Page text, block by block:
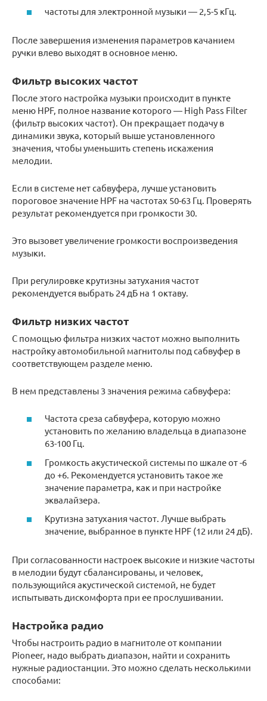
частоты для электронной музыки — 2,5-5 кГц.
После завершения изменения параметров качанием
ручки влево выходят в основное меню.
Фильтр высоких частот
После этого настройка музыки происходит в пункте
меню HPF, полное название которого — High Pass Filter
(фильтр высоких частот). Он прекращает подачу в
динамики звука, который выше установленного
значения, чтобы уменьшить степень искажения
мелодии.
Если в системе нет сабвуфера, лучше установить
пороговое значение HPF на частотах 50-63 Гц. Проверять
результат рекомендуется при громкости 30.
Это вызовет увеличение громкости воспроизведения
музыки.
При регулировке крутизны затухания частот
рекомендуется выбрать 24 дБ на 1 октаву.
Фильтр низких частот
С помощью фильтра низких частот можно выполнить
настройку автомобильной магнитолы под сабвуфер в
соответствующем разделе меню.
В нем представлены 3 значения режима сабвуфера:
Частота среза сабвуфера, которую можно
установить по желанию владельца в диапазоне
63-100 Гц.
Громкость акустической системы по шкале от -6
до +6. Рекомендуется установить такое же
значение параметра, как и при настройке
эквалайзера.
Крутизна затухания частот. Лучше выбрать
значение, выбранное в пункте HPF (12 или 24 дБ).
При согласованности настроек высокие и низкие частоты
в мелодии будут сбалансированы, и человек,
пользующийся акустической системой, не будет
испытывать дискомфорта при ее прослушивании.
Настройка радио
Чтобы настроить радио в магнитоле от компании
Pioneer, надо выбрать диапазон, найти и сохранить
нужные радиостанции. Это можно сделать несколькими
способами: